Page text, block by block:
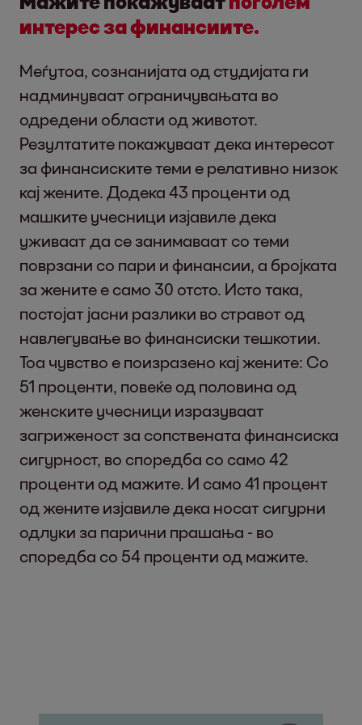
интерес за финансиите.
Меѓутоа, сознанијата од студијата ги
надминуваат ограничувањата во
одредени области од животот.
Резултатите покажуваат дека интересот
за финансиските теми е релативно низок
кај жените. Додека 43 проценти од
машките учесници изјавиле дека
уживаат да се занимаваат со теми
поврзани со пари и финансии, а бројката
за жените е само 30 отсто. Исто така,
постојат јасни разлики во стравот од
навлегување во финансиски тешкотии.
Тоа чувство е поизразено кај жените: Со
51 проценти, повеќе од половина од
женските учесници изразуваат
загриженост за сопствената финансиска
сигурност, во споредба со само 42
проценти од мажите. И само 41 процент
од жените изјавиле дека носат сигурни
одлуки за парични прашања - во
споредба со 54 проценти од мажите.